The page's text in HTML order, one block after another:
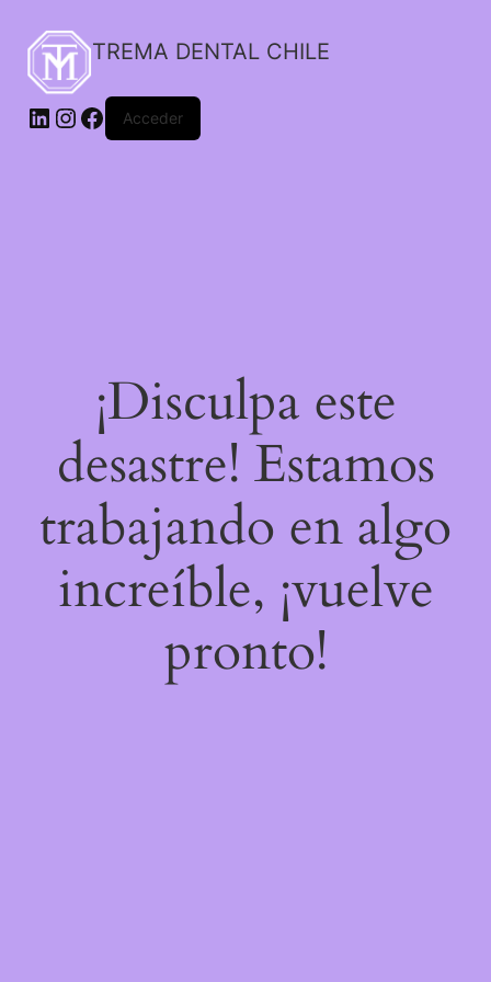
TREMA DENTAL CHILE
Acceder
¡Disculpa este
desastre! Estamos
trabajando en algo
increíble, ¡vuelve
pronto!